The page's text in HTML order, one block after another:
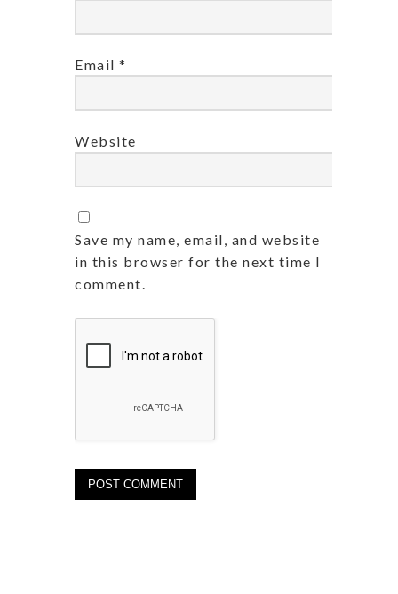
Email *
Website
Save my name, email, and website
in this browser for the next time I
comment.